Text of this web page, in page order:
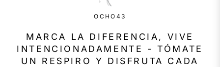
OCHO43
MARCA LA DIFERENCIA, VIVE
INTENCIONADAMENTE - TÓMATE
UN RESPIRO Y DISFRUTA CADA